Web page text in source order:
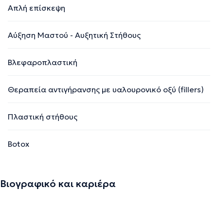
Απλή επίσκεψη
Αύξηση Μαστού - Αυξητική Στήθους
Βλεφαροπλαστική
Θεραπεία αντιγήρανσης με υαλουρονικό οξύ (fillers)
Πλαστική στήθους
Botox
Βιογραφικό και καριέρα